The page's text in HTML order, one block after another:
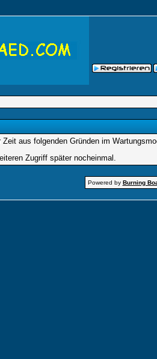
aus folgenden Gründen im
Zugriff später nocheinmal.
Powered by Burning